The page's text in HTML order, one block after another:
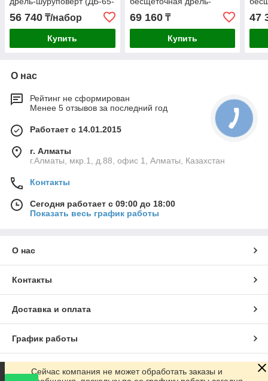
56 740 ₸/набор
Купить
шуруповерт, сумка (CB-65-
22)
69 160₸
Купить
45-
47
О нас
Рейтинг не сформирован
Менее 5 отзывов за последний год
Работает с 14.01.2015
г. Алматы
г.Алматы, мкр.1, д.88, офис 1, Алматы, Казахстан
Контакты
Сегодня работает с 09:00 до 18:00
Показать весь график работы
О нас
Контакты
Доставка и оплата
График работы
Полная версия сайта
Сейчас компания не может обработать заказы и